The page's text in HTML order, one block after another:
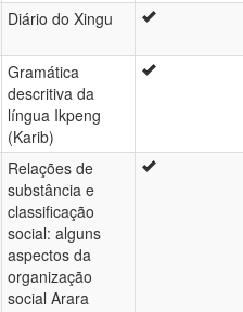
Diário do Xingu
Gramática
descritiva da
língua Ikpeng
(Karib)
Relações de
substância e
classificação
social: alguns
aspectos da
organização
social Arara